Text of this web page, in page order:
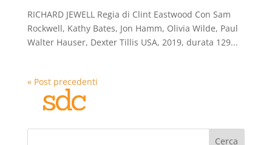
RICHARD JEWELL Regia di Clint Eastwood Con Sam
Rockwell, Kathy Bates, Jon Hamm, Olivia Wilde, Paul
Walter Hauser, Dexter Tillis USA, 2019, durata 129...
« Post precedenti
Cerca